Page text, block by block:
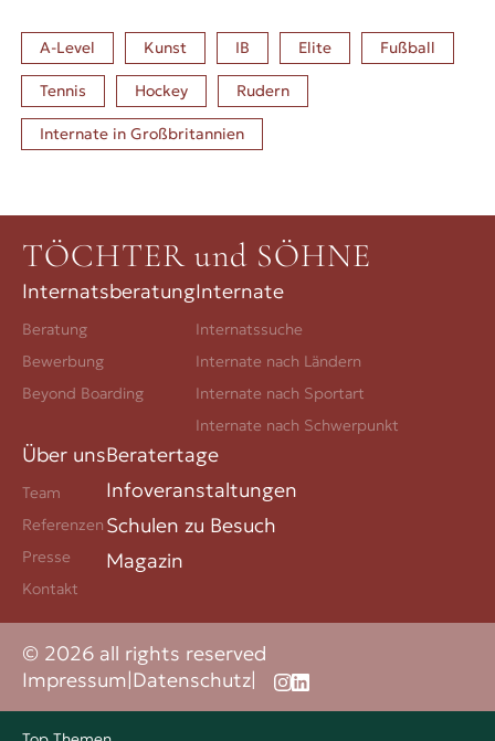
A-Level Kunst IB Elite Fußball
Tennis Hockey Rudern
Internate in Großbritannien
TÖCHTER und SÖHNE
Internatsberatung
Beratung
Bewerbung
Beyond Boarding
Internate
Internatssuche
Internate nach Ländern
Internate nach Sportart
Internate nach Schwerpunkt
Über uns
Team
Referenzen
Presse
Kontakt
Beratertage
Infoveranstaltungen
Schulen zu Besuch
Magazin
© 2026 all rights reserved
Impressum|Datenschutz|